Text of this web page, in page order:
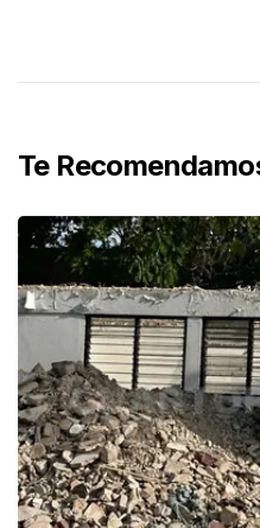
Te